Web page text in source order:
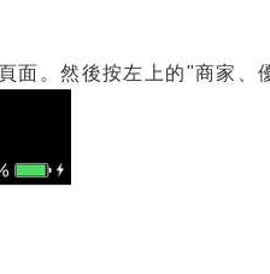
面。然後按左上的"商家、